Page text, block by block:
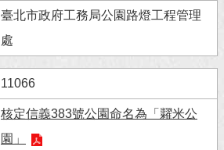
臺北市政府工務局公園路燈工程管理
處
11066
核定信義383號公園命名為「糶米公
園」